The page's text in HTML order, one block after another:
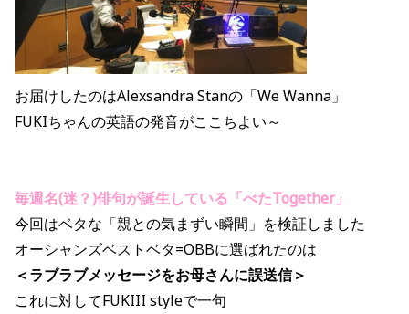
お届けしたのはAlexsandra Stanの「We Wanna」
FUKIちゃんの英語の発音がここちよい～
毎週名(迷？)俳句が誕生している「べたTogether」
今回はベタな「親との気まずい瞬間」を検証しました
オーシャンズベストベタ=OBBに選ばれたのは
＜ラブラブメッセージをお母さんに誤送信＞
これに対してFUKIII styleで一句